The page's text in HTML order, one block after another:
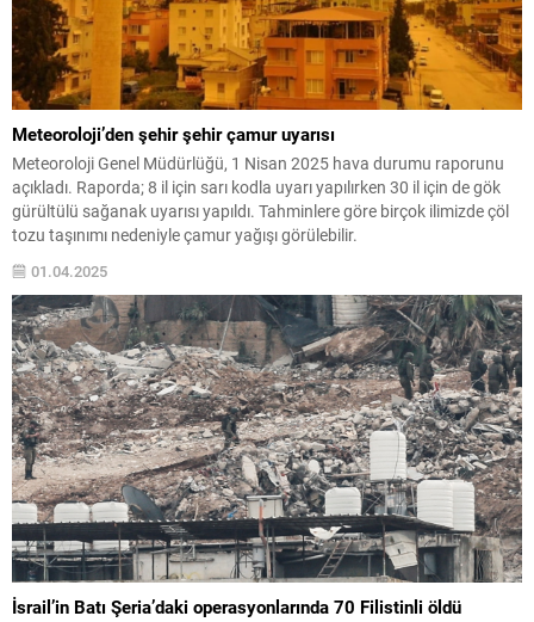
Meteoroloji’den şehir şehir çamur uyarısı
Meteoroloji Genel Müdürlüğü, 1 Nisan 2025 hava durumu raporunu
açıkladı. Raporda; 8 il için sarı kodla uyarı yapılırken 30 il için de gök
gürültülü sağanak uyarısı yapıldı. Tahminlere göre birçok ilimizde çöl
tozu taşınımı nedeniyle çamur yağışı görülebilir.
01.04.2025
İsrail’in Batı Şeria’daki operasyonlarında 70 Filistinli öldü